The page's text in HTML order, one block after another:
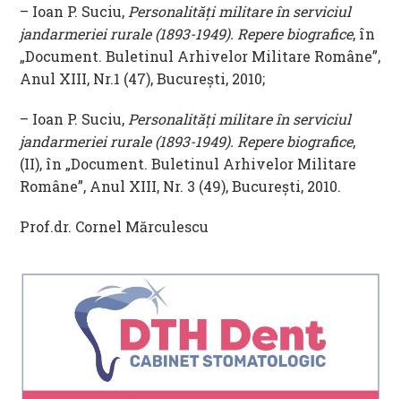
– Ioan P. Suciu, Personalităţi militare în serviciul
jandarmeriei rurale (1893-1949). Repere biografice, în
„Document. Buletinul Arhivelor Militare Române”,
Anul XIII, Nr.1 (47), Bucureşti, 2010;
– Ioan P. Suciu, Personalităţi militare în serviciul
jandarmeriei rurale (1893-1949). Repere biografice,
(II), în „Document. Buletinul Arhivelor Militare
Române”, Anul XIII, Nr. 3 (49), Bucureşti, 2010.
Prof.dr. Cornel Mărculescu